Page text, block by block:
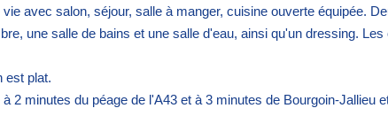
avec salon, séjour, salle à manger, cuisine ouverte équipée.
une salle de bains et une salle d'eau, ainsi qu'un dressing.
est plat.
2 minutes du péage de l'A43 et à 3 minutes de Bourgoin-Jallieu